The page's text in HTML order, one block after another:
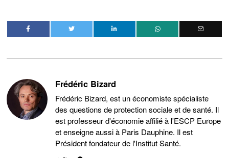
Frédéric Bizard
Frédéric Bizard, est un économiste spécialiste
des questions de protection sociale et de santé. Il
est professeur d'économie affilié à l'ESCP Europe
et enseigne aussi à Paris Dauphine. Il est
Président fondateur de l'Institut Santé.